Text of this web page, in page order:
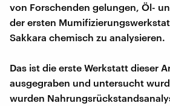
von Forschenden gelungen, Öl-
der ersten
Sakkara chemisch zu analysieren.
Das ist die erste Werkstatt dieser
ausgegraben und untersucht
wurden